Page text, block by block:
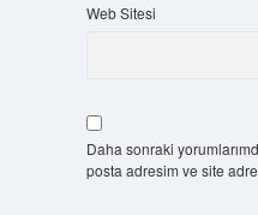
Web Sitesi
Daha sonraki
posta adresim ve site